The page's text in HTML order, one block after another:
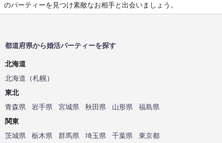
のパーティーを見つけ素敵なお相手と出会いましょう。
都道府県から婚活パーティーを探す
北海道
北海道 （札幌）
東北
青森県
岩手県 宮城県 秋田県 山形県
福島県
関東
茨城県
栃木県 群馬県 埼玉県 千葉県
東京都